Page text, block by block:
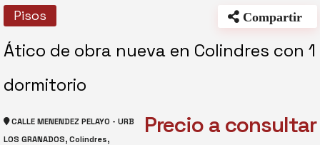
Pisos Compartir
Ático de obra nueva en Colindres con 1
dormitorio
Precio a consultar
CALLE MENENDEZ PELAYO - URB
LOS GRANADOS, Colindres,